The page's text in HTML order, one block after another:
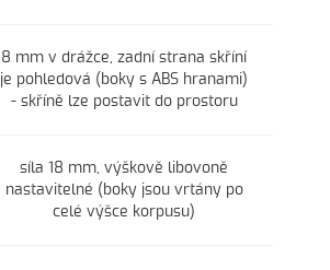
8 mm v drážce, zadní strana skříní
je pohledová (boky s ABS hranami)
- skříně lze postavit do prostoru
síla 18 mm, výškově libovoně
nastavitelné (boky jsou vrtány po
celé výšce korpusu)